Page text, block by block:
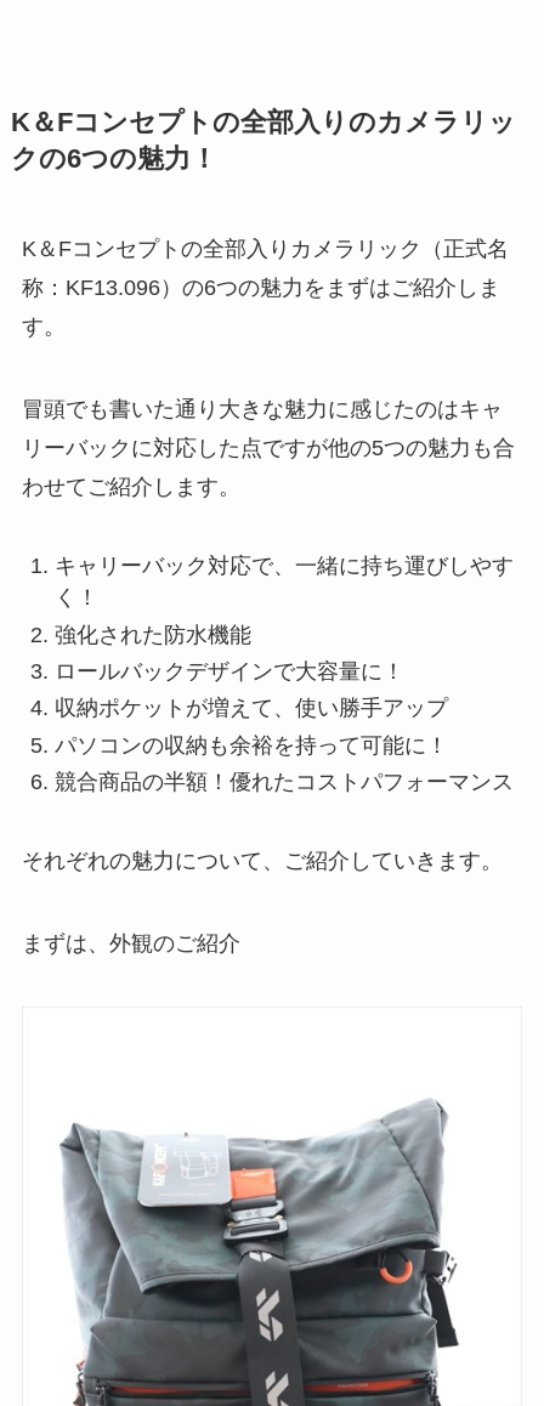
K＆Fコンセプトの全部入りのカメラリッ
クの6つの魅力！
K＆Fコンセプトの全部入りカメラリック（正式名
称：KF13.096）の6つの魅力をまずはご紹介しま
す。
冒頭でも書いた通り大きな魅力に感じたのはキャ
リーバックに対応した点ですが他の5つの魅力も合
わせてご紹介します。
キャリーバック対応で、一緒に持ち運びしやす
く！
強化された防水機能
ロールバックデザインで大容量に！
収納ポケットが増えて、使い勝手アップ
パソコンの収納も余裕を持って可能に！
競合商品の半額！優れたコストパフォーマンス
それぞれの魅力について、ご紹介していきます。
まずは、外観のご紹介